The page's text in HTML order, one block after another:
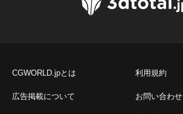
CGWORLD.jpとは 利用規約
広告掲載について お問い合わせ